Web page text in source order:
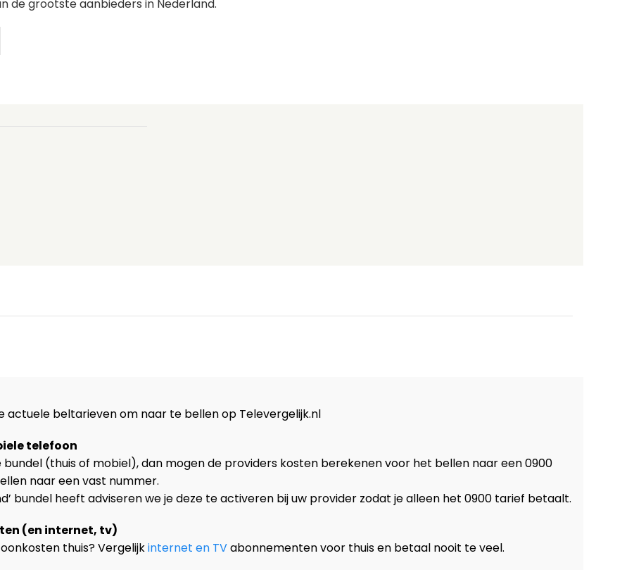
de grootste aanbieders in Nederland.
actuele beltarieven om naar te bellen op Televergelijk.nl
telefoon
bundel (thuis of mobiel), dan mogen de providers kosten berekenen voor het bellen naar een 0900
naar een vast nummer.
bundel heeft adviseren we je deze te activeren bij uw provider zodat je alleen het 0900 tarief betaalt.
(en internet, tv)
thuis? Vergelijkinternet en TVabonnementen voor thuis en betaal nooit te veel.